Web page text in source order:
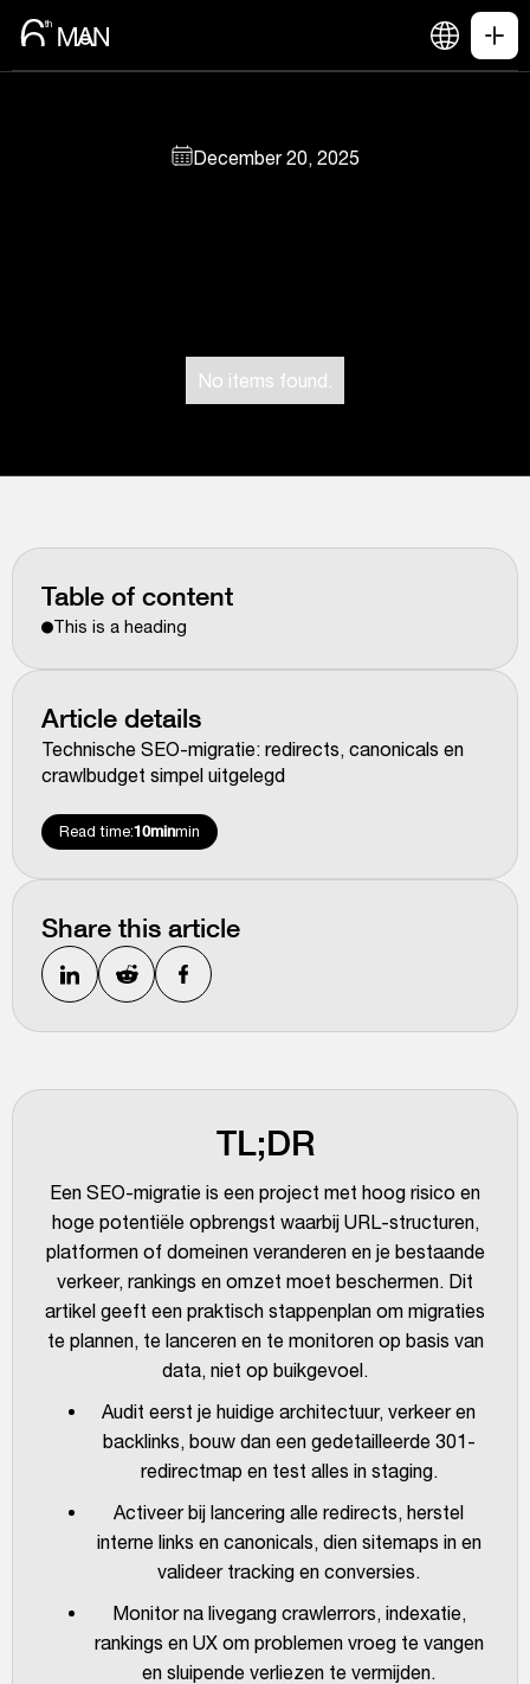
December 20, 2025
No items found.
TL;DR
Een SEO-migratie is een project met hoog risico en
hoge potentiële opbrengst waarbij URL-structuren,
platformen of domeinen veranderen en je bestaande
verkeer, rankings en omzet moet beschermen. Dit
artikel geeft een praktisch stappenplan om migraties
te plannen, te lanceren en te monitoren op basis van
data, niet op buikgevoel.
Audit eerst je huidige architectuur, verkeer en
backlinks, bouw dan een gedetailleerde 301-
redirectmap en test alles in staging.
Activeer bij lancering alle redirects, herstel
interne links en canonicals, dien sitemaps in en
valideer tracking en conversies.
Monitor na livegang crawlerrors, indexatie,
rankings en UX om problemen vroeg te vangen
en sluipende verliezen te vermijden.
Table of content
This is a heading
Article details
Technische SEO-migratie: redirects, canonicals en
crawlbudget simpel uitgelegd
Read time:10minmin
Share this article